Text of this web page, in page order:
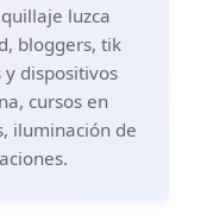
luzca
bloggers, tik
dispositivos
cursos en
iluminación de